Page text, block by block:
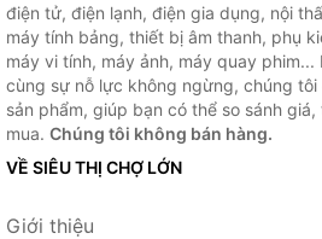
điện tử, điện lạnh, điện gia dụng, nội
máy tính bảng, thiết bị âm thanh, phụ
máy vi tính, máy ảnh, máy quay phim...
cùng sự nỗ lực không ngừng, chúng
sản phẩm, giúp bạn có thể so sánh
mua. Chúng tôi không bán hàng.
VỀ SIÊU THỊ CHỢ LỚN
Giới thiệu